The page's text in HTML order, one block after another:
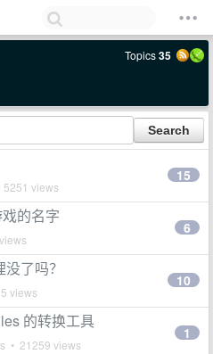
Topics35
views
15
的名字
6
了吗？
views
10
的转换工具
• 21259 views
1